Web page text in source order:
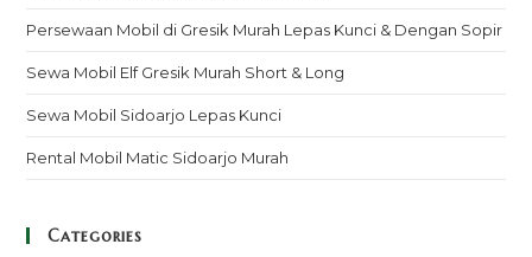
Persewaan Mobil di Gresik Murah Lepas Kunci & Dengan Sopir
Sewa Mobil Elf Gresik Murah Short & Long
Sewa Mobil Sidoarjo Lepas Kunci
Rental Mobil Matic Sidoarjo Murah
Categories